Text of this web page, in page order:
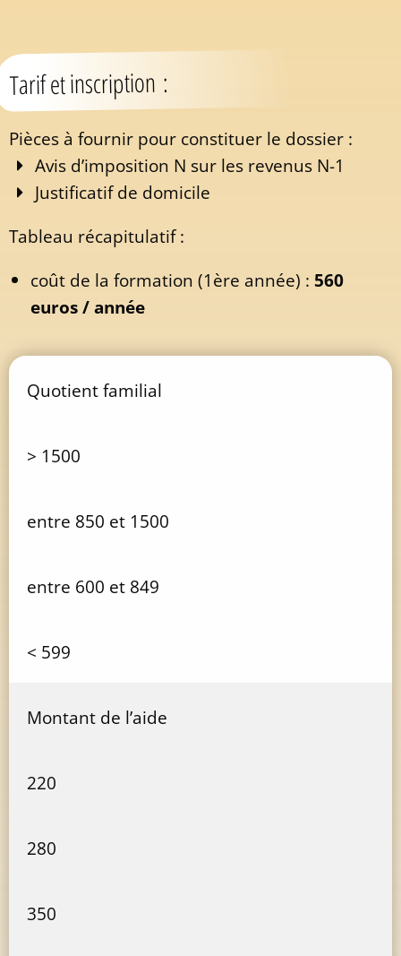
Tarif et inscription :
Pièces à fournir pour constituer le dossier :
Avis d’imposition N sur les revenus N-1
Justificatif de domicile
Tableau récapitulatif :
coût de la formation (1ère année) : 560
euros / année
Quotient familial
> 1500
entre 850 et 1500
entre 600 et 849
< 599
Montant de l’aide
220
280
350